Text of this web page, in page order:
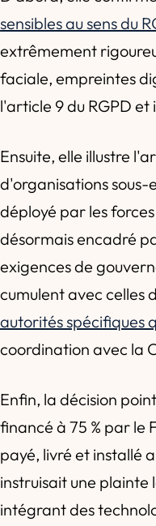
sensibles au sens du
extrêmement
faciale, empreintes
l'article 9 du RGPD
Ensuite, elle illustre
d'organisations
déployé par les
désormais encadré
exigences de
cumulent avec celles
autorités spécifiques
coordination avec la
Enfin, la décision
financé à 75 % par le
payé, livré et installé
instruisait une plainte
intégrant des